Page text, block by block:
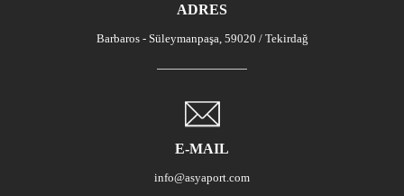
ADRES
Barbaros - Süleymanpaşa, 59020 / Tekirdağ
E-MAIL
info@asyaport.com